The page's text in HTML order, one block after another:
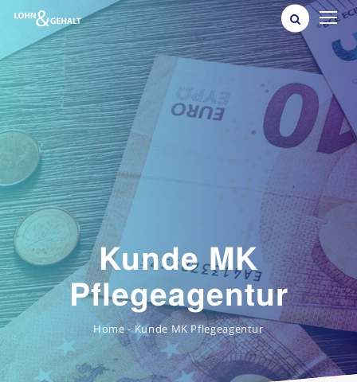
Kunde MK
Pflegeagentur
Home-Kunde MK Pflegeagentur